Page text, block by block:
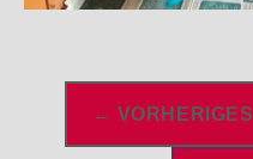
← VORHERIGES